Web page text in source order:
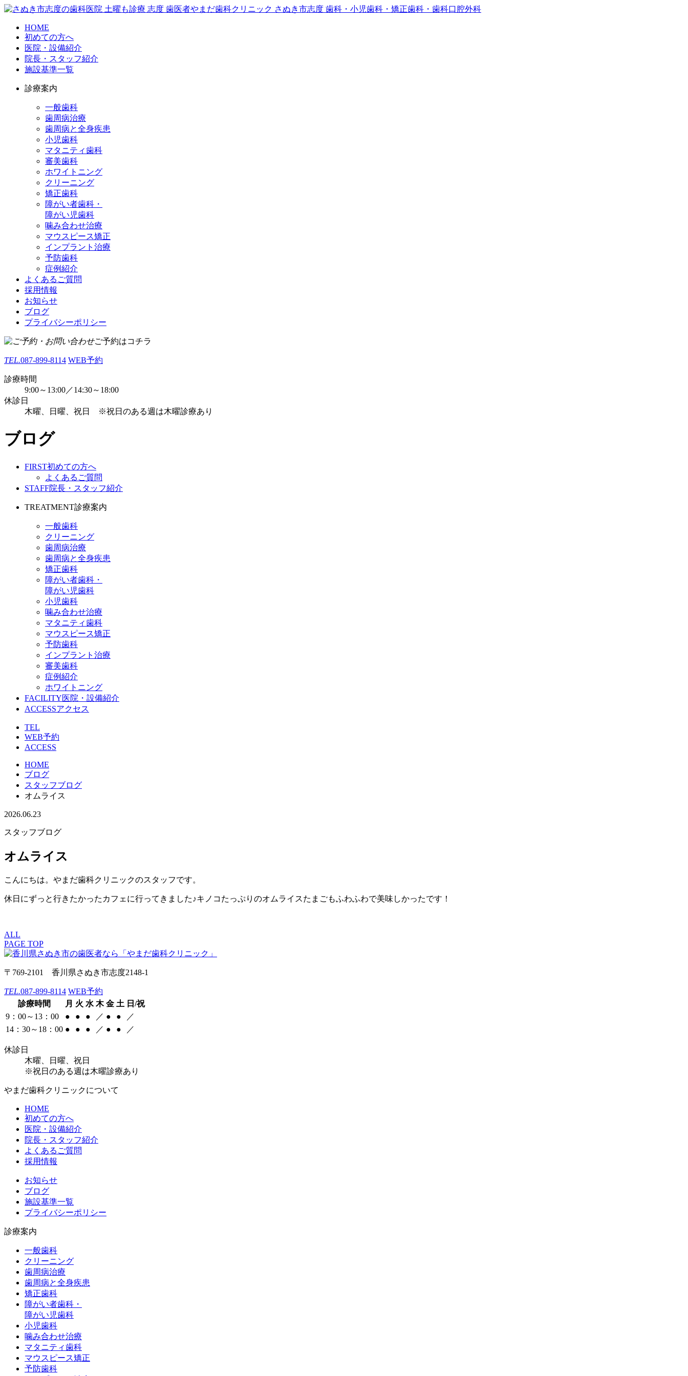
HOME
初めての方へ
医院・設備紹介
院長・スタッフ紹介
施設基準一覧
診療案内
一般歯科
歯周病治療
歯周病と全身疾患
小児歯科
マタニティ歯科
審美歯科
ホワイトニング
クリーニング
矯正歯科
障がい者歯科・
障がい児歯科
噛み合わせ治療
マウスピース矯正
インプラント治療
予防歯科
症例紹介
よくあるご質問
採用情報
お知らせ
ブログ
プライバシーポリシー
ご予約はコチラ
TEL.087-899-8114 WEB予約
診療時間
9:00～13:00／14:30～18:00
休診日
木曜、日曜、祝日 ※祝日のある週は木曜診療あり
ブログ
FIRST初めての方へ
よくあるご質問
STAFF院長・スタッフ紹介
TREATMENT診療案内
一般歯科
クリーニング
歯周病治療
歯周病と全身疾患
矯正歯科
障がい者歯科・
障がい児歯科
小児歯科
噛み合わせ治療
マタニティ歯科
マウスピース矯正
予防歯科
インプラント治療
審美歯科
症例紹介
ホワイトニング
FACILITY医院・設備紹介
ACCESSアクセス
TEL
WEB予約
ACCESS
HOME
ブログ
スタッフブログ
オムライス
2026.06.23
スタッフブログ
オムライス
こんにちは。やまだ歯科クリニックのスタッフです。
休日にずっと行きたかったカフェに行ってきました♪キノコたっぷりのオムライスたまごもふわふわで美味しかったです！
ALL
PAGE TOP
〒769-2101 香川県さぬき市志度2148-1
TEL.087-899-8114 WEB予約
診療時間
月 火 水 木 金 土 日/祝
9：00～13：00
● ● ● ／ ● ●
／
14：30～18：00 ● ● ● ／ ● ● ／
休診日
木曜、日曜、祝日
※祝日のある週は木曜診療あり
やまだ歯科クリニックについて
HOME
初めての方へ
医院・設備紹介
院長・スタッフ紹介
よくあるご質問
採用情報
お知らせ
ブログ
施設基準一覧
プライバシーポリシー
診療案内
一般歯科
クリーニング
歯周病治療
歯周病と全身疾患
矯正歯科
障がい者歯科・
障がい児歯科
小児歯科
噛み合わせ治療
マタニティ歯科
マウスピース矯正
予防歯科